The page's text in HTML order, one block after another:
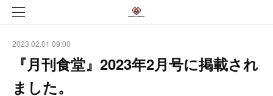
2023.02.01 09:00
『月刊食堂』2023年2月号に掲載され
ました。